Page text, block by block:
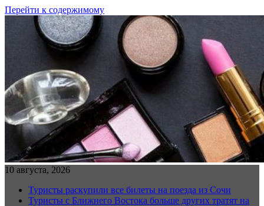
Перейти к содержимому
10 августа, 2026
Туристы раскупили все билеты на поезда из Сочи
Туристы с Ближнего Востока больше других тратят на